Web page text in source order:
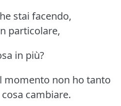
stai facendo,
particolare,
in più?
momento non ho tanto
cambiare.